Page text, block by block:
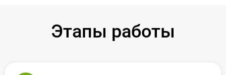
Этапы работы